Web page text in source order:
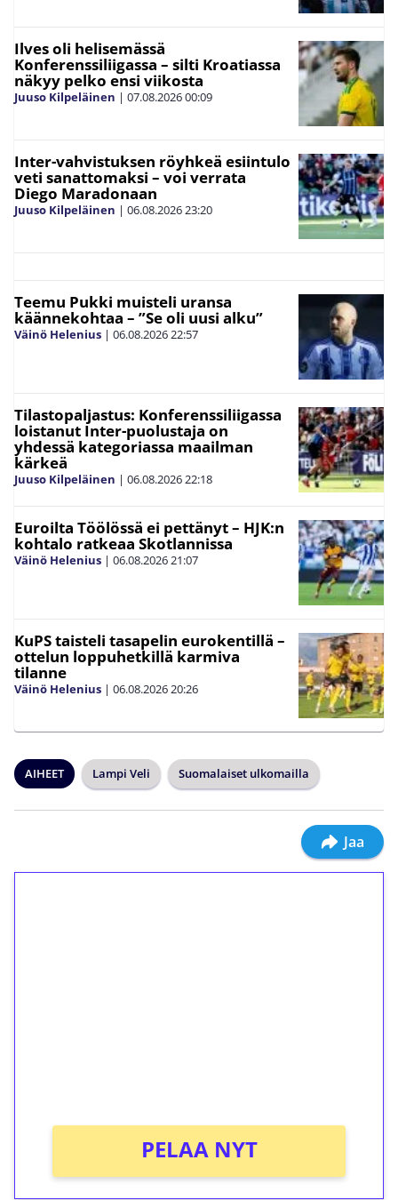
Ilves oli helisemässä
Konferenssiliigassa – silti Kroatiassa
näkyy pelko ensi viikosta
Juuso Kilpeläinen | 07.08.202600:09
Inter-vahvistuksen röyhkeä esiintulo
veti sanattomaksi – voi verrata
Diego Maradonaan
Juuso Kilpeläinen | 06.08.202623:20
Teemu Pukki muisteli uransa
käännekohtaa – ”Se oli uusi alku”
Väinö Helenius | 06.08.202622:57
Tilastopaljastus: Konferenssiliigassa
loistanut Inter-puolustaja on
yhdessä kategoriassa maailman
kärkeä
Juuso Kilpeläinen | 06.08.202622:18
Euroilta Töölössä ei pettänyt – HJK:n
kohtalo ratkeaa Skotlannissa
Väinö Helenius | 06.08.202621:07
KuPS taisteli tasapelin eurokentillä –
ottelun loppuhetkillä karmiva
tilanne
Väinö Helenius | 06.08.202620:26
AIHEET Lampi Veli Suomalaiset ulkomailla
Jaa
PELAA NYT